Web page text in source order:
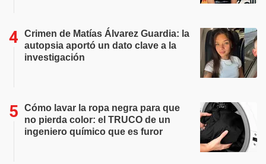
Crimen de Matías Álvarez Guardia: la
autopsia aportó un dato clave a la
investigación
Cómo lavar la ropa negra para que
no pierda color: el TRUCO de un
ingeniero químico que es furor